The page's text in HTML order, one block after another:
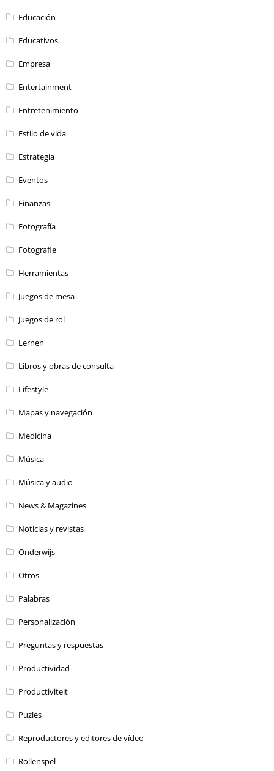
Educación
Educativos
Empresa
Entertainment
Entretenimiento
Estilo de vida
Estrategia
Eventos
Finanzas
Fotografía
Fotografie
Herramientas
Juegos de mesa
Juegos de rol
Lernen
Libros y obras de consulta
Lifestyle
Mapas y navegación
Medicina
Música
Música y audio
News & Magazines
Noticias y revistas
Onderwijs
Otros
Palabras
Personalización
Preguntas y respuestas
Productividad
Productiviteit
Puzles
Reproductores y editores de vídeo
Rollenspel